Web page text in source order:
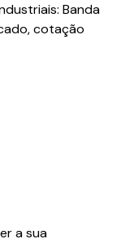
Banda
cotação
a sua